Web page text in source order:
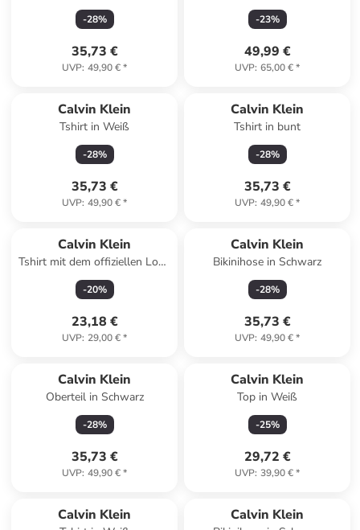
-28%
35,73 €
UVP: 49,90 €*
-23%
49,99 €
UVP: 65,00 €*
Calvin Klein
Tshirt in Weiß
-28%
35,73 €
UVP: 49,90 €*
Calvin Klein
Tshirt in bunt
-28%
35,73 €
UVP: 49,90 €*
Calvin Klein
Tshirt mit dem offiziellen Logo
in Granat
-20%
23,18 €
UVP: 29,00 €*
Calvin Klein
Bikinihose in Schwarz
-28%
35,73 €
UVP: 49,90 €*
Calvin Klein
Oberteil in Schwarz
-28%
35,73 €
UVP: 49,90 €*
Calvin Klein
Top in Weiß
-25%
29,72 €
UVP: 39,90 €*
Calvin Klein Calvin Klein